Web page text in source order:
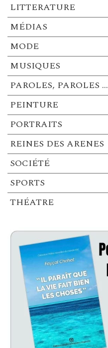
LITTERATURE
MÉDIAS
MODE
MUSIQUES
PAROLES, PAROLES …
PEINTURE
PORTRAITS
REINES DES ARENES
SOCIÉTÉ
SPORTS
THÉATRE